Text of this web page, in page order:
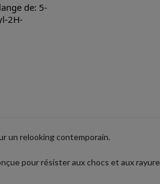
de: 5-
2H-
un relooking contemporain.
pour résister aux chocs et aux